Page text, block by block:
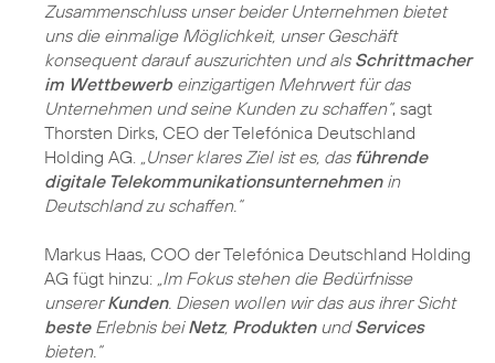
Zusammenschluss unser beider Unternehmen bietet
uns die einmalige Möglichkeit, unser Geschäft
konsequent darauf auszurichten und als Schrittmacher
im Wettbewerb einzigartigen Mehrwert für das
Unternehmen und seine Kunden zu schaffen“, sagt
Thorsten Dirks, CEO der Telefónica Deutschland
Holding AG.
„Unser klares Ziel ist es, das führende
digitale Telekommunikationsunternehmenin
Deutschland zu schaffen.“
Markus Haas, COO der Telefónica Deutschland Holding
AG fügt hinzu: „Im Fokus stehen die Bedürfnisse
unsererKunden. Diesen wollen wir das aus ihrer Sicht
beste Erlebnis beiNetz, Produkten undServices
bieten.“